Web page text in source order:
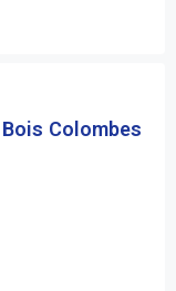
Colombes